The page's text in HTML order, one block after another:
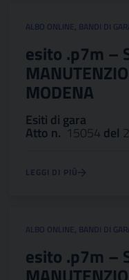
ALBO ONLINE, BANDI DI
esito .p7m –
MODENA
Esiti di gara
Atto n. 15054 del
LEGGI DI PIÙ
ALBO ONLINE, BANDI DI
esito .p7m –